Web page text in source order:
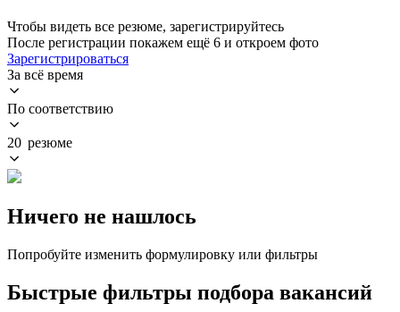
Чтобы видеть все резюме, зарегистрируйтесь
После регистрации покажем ещё 6 и откроем фото
Зарегистрироваться
За всё время
По соответствию
20 резюме
Ничего не нашлось
Попробуйте изменить формулировку или фильтры
Быстрые фильтры подбора вакансий